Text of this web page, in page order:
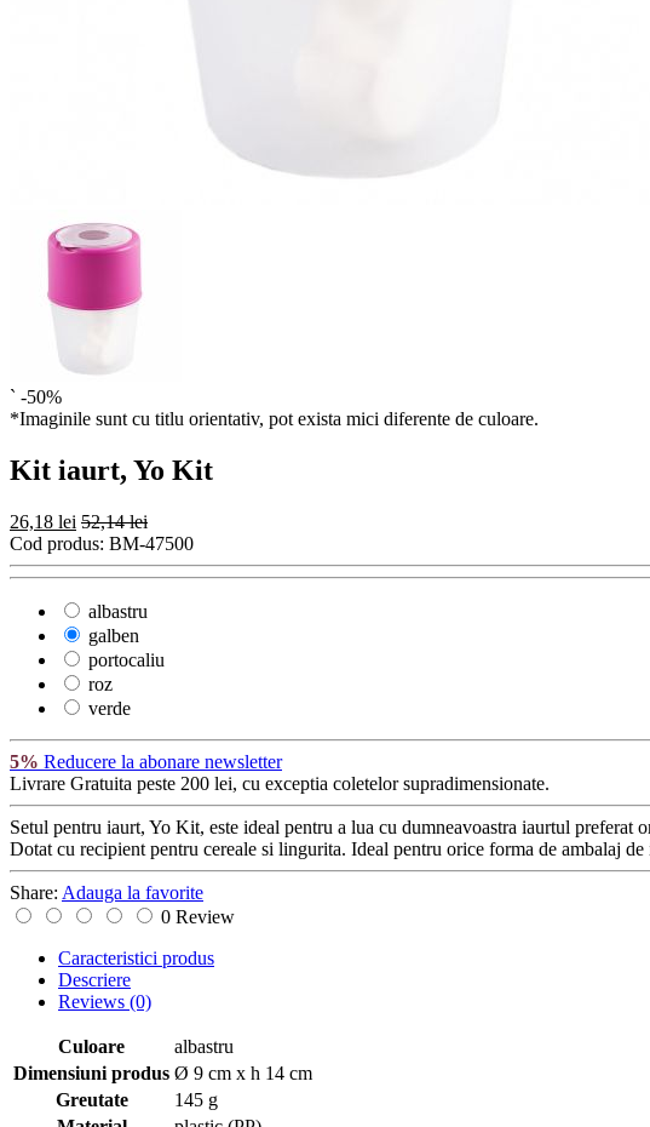
` -50%
*Imaginile sunt cu titlu orientativ, pot exista mici diferente de culoare.
Kit iaurt, Yo Kit
26,18 lei 52,14 lei
Cod produs: BM-47500
albastru
galben
portocaliu
roz
verde
5% Reducere la abonare newsletter
Livrare Gratuita peste 200 lei, cu exceptia coletelor supradimensionate.
Setul pentru iaurt, Yo Kit, este ideal pentru a lua cu dumneavoastra iaurtul
Dotat cu recipient pentru cereale si lingurita. Ideal pentru orice forma de ambalaj de
Share: Adauga la favorite
0 Review
Caracteristici produs
Descriere
Reviews (0)
Culoare
albastru
Dimensiuni produs Ø 9 cm x h 14 cm
Greutate
145 g